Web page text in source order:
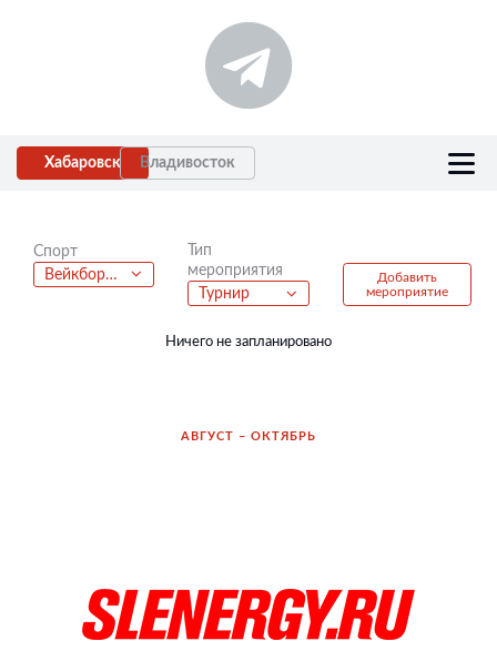
Хабаровск Владивосток
Спорт
Вейкбординг
Тип
мероприятия
Турнир
Добавить
мероприятие
Ничего не запланировано
АВГУСТ – ОКТЯБРЬ